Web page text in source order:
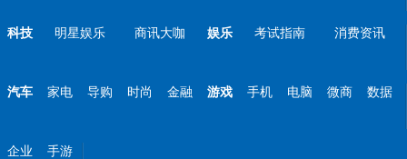
科技 明星娱乐 商讯大咖 娱乐 考试指南 消费资讯
汽车 家电 导购 时尚 金融 游戏 手机 电脑 微商 数据
企业
手游